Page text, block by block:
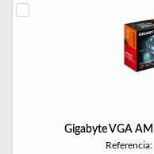
Gigabyte VGA